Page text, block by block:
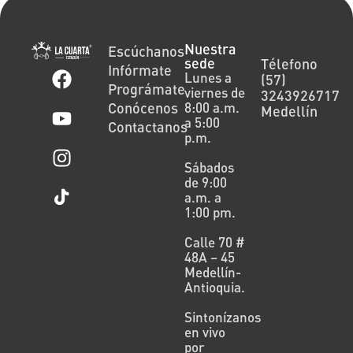
Escúchanos
Infórmate
Prográmate
Conócenos
Contactanos
Nuestra
sede
Lunes a
viernes de
8:00 a.m.
a 5:00
p.m.
Sábados
de 9:00
a.m. a
1:00 pm.
Calle 70 #
48A – 45
Medellín-
Antioquia.
Sintonízanos
en vivo
por
Télefono
(57)
3243926717
Medellín